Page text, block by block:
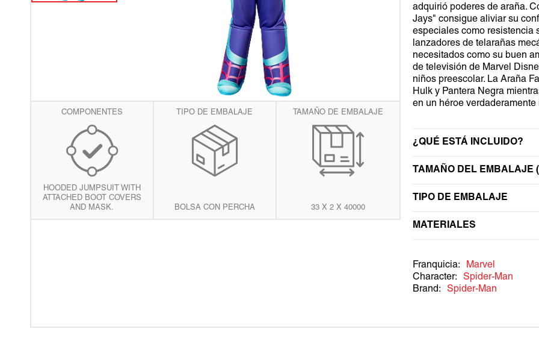
WEDNESDAY
TRANSFORMERS
WEDNESDAY
vista
de
galería
COMPONENTES
HOODED JUMPSUIT WITH
ATTACHED BOOT COVERS
AND MASK.
TIPO DE EMBALAJE
BOLSA CON PERCHA
TAMAÑO DE EMBALAJE
33 X 2 X 40000
adquirió poderes de araña.
Jays" consigue aliviar su
especiales como resistencia
lanzadores de telarañas
necesitados como su buen
de televisión de Marvel
niños preescolar. La Araña
Hulk y Pantera Negra
en un héroe verdaderamente
¿QUÉ ESTÁ INCLUIDO?
TAMAÑO DEL EMBALAJE
TIPO DE EMBALAJE
MATERIALES
Franquicia:
Marvel
Character:
Spider-Man
Brand:
Spider-Man